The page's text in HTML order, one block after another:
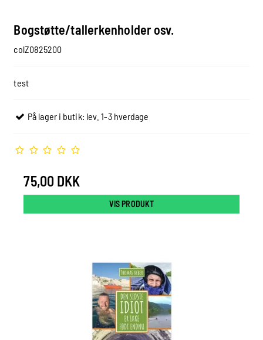
Bogstøtte/tallerkenholder osv.
colZ0825200
test
På lager i butik: lev. 1-3 hverdage
75,00 DKK
VIS PRODUKT